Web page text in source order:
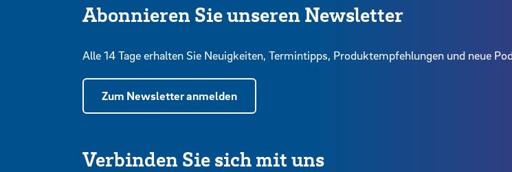
Abonnieren Sie unseren Newsletter
Alle 14 Tage erhalten Sie Neuigkeiten, Termintipps, Produktempfehlungen und neue
Zum Newsletter anmelden
Verbinden Sie sich mit uns